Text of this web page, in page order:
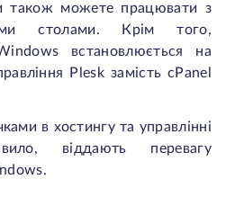
також можете працювати з
столами. Крім того,
встановлюється на
Plesk замість cPanel
в хостингу та управлінні
віддають перевагу